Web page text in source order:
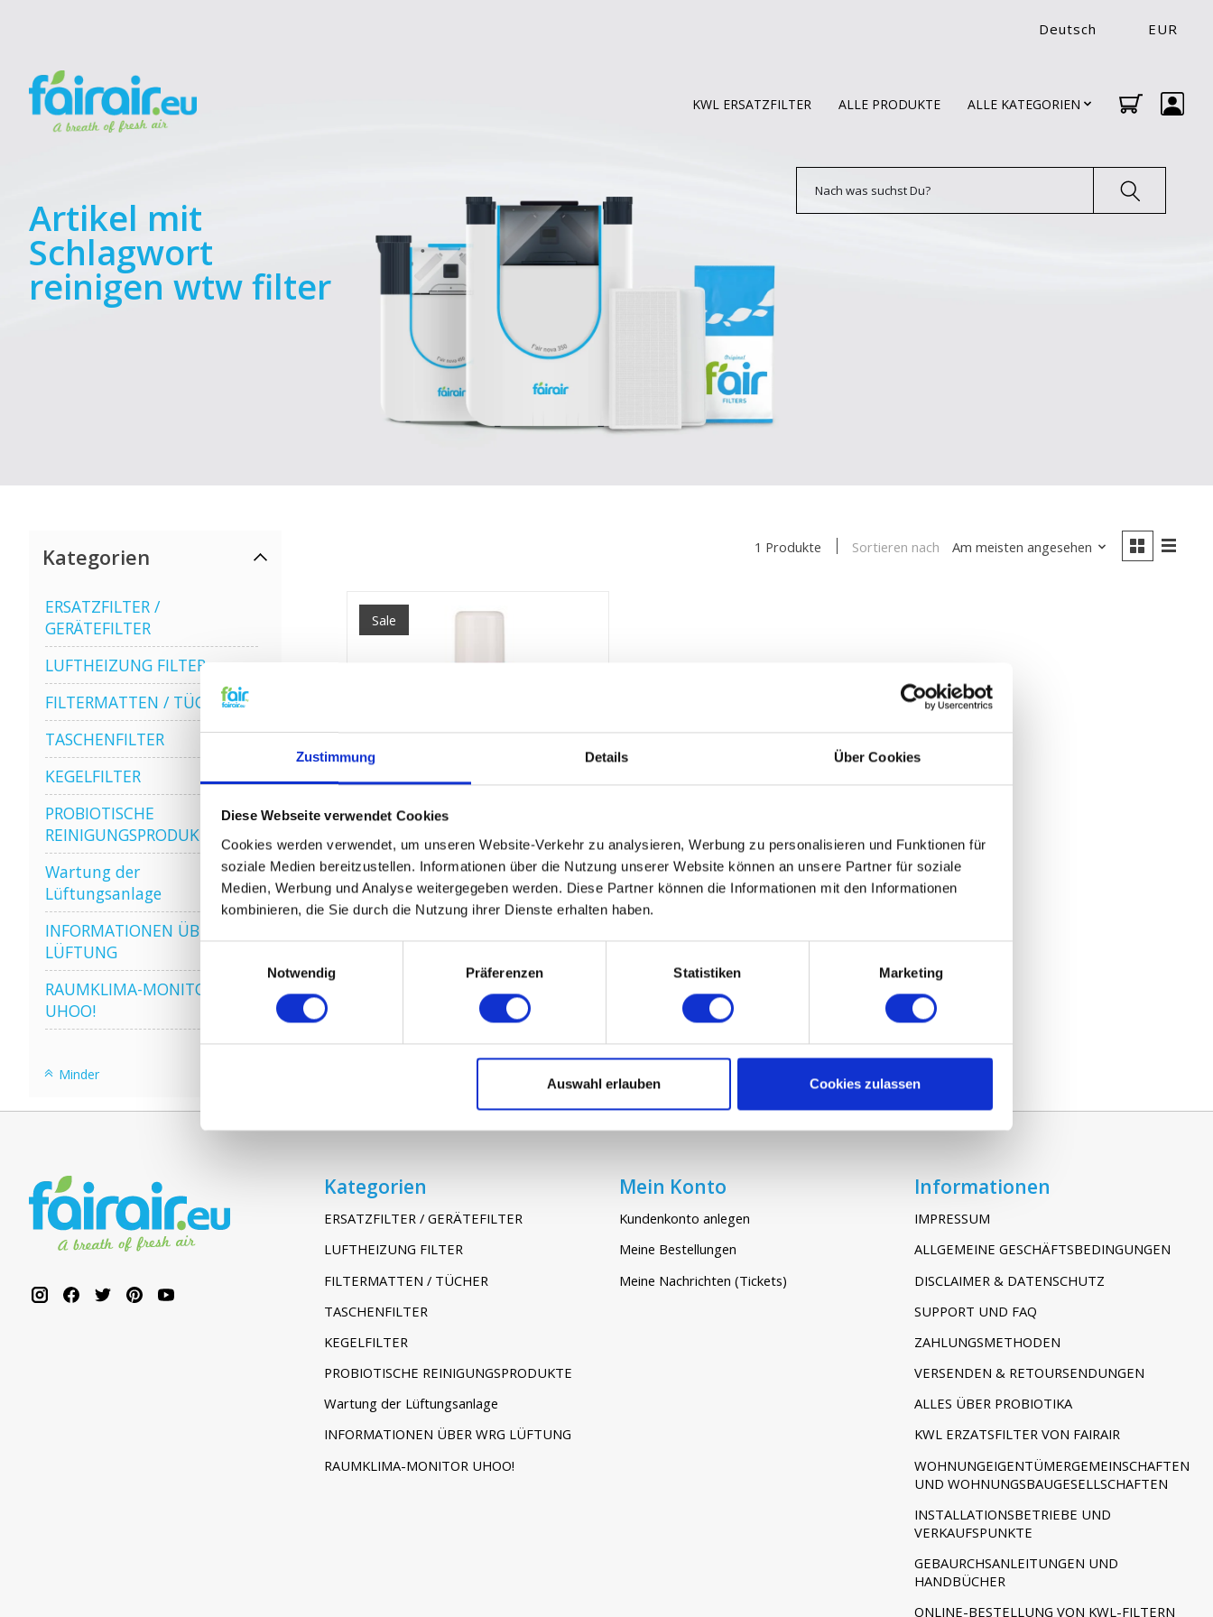
Zustimmung Details Über Cookies
Diese Webseite verwendet Cookies
Cookies werden verwendet, um unseren Website-Verkehr zu analysieren, Werbung zu personalisieren und Funktionen für
soziale Medien bereitzustellen. Informationen über die Nutzung unserer Website können an unsere Partner für soziale
Medien, Werbung und Analyse weitergegeben werden. Diese Partner können die Informationen mit den Informationen
kombinieren, die Sie durch die Nutzung ihrer Dienste erhalten haben.
Notwendig
Präferenzen Statistiken Marketing
Auswahl erlauben Cookies zulassen
Deutsch EUR
KWL ERSATZFILTER ALLE PRODUKTE ALLE KATEGORIEN
Artikel mit
Schlagwort
reinigen wtw filter
Kategorien
ERSATZFILTER /
GERÄTEFILTER
LUFTHEIZUNG FILTER
FILTERMATTEN / TÜCHER
TASCHENFILTER
KEGELFILTER
PROBIOTISCHE
REINIGUNGSPRODUKTE
Wartung der
Lüftungsanlage
INFORMATIONEN ÜBER WRG
LÜFTUNG
RAUMKLIMA-MONITOR
UHOO!
Minder
1 Produkte Sortieren nach Am meisten angesehen
Sale
Probiotika Filter Spray
€14,95 €16,95
Kategorien
ERSATZFILTER / GERÄTEFILTER
LUFTHEIZUNG FILTER
FILTERMATTEN / TÜCHER
TASCHENFILTER
KEGELFILTER
PROBIOTISCHE REINIGUNGSPRODUKTE
Wartung der Lüftungsanlage
INFORMATIONEN ÜBER WRG LÜFTUNG
RAUMKLIMA-MONITOR UHOO!
Mein Konto
Kundenkonto anlegen
Meine Bestellungen
Meine Nachrichten (Tickets)
Informationen
IMPRESSUM
ALLGEMEINE GESCHÄFTSBEDINGUNGEN
DISCLAIMER & DATENSCHUTZ
SUPPORT UND FAQ
ZAHLUNGSMETHODEN
VERSENDEN & RETOURSENDUNGEN
ALLES ÜBER PROBIOTIKA
KWL ERZATSFILTER VON FAIRAIR
WOHNUNGEIGENTÜMERGEMEINSCHAFTEN
UND WOHNUNGSBAUGESELLSCHAFTEN
INSTALLATIONSBETRIEBE UND
VERKAUFSPUNKTE
GEBAURCHSANLEITUNGEN UND
HANDBÜCHER
ONLINE-BESTELLUNG VON KWL-FILTERN